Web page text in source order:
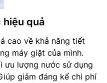
quả
cao về khả năng tiết
máy giặt của mình.
ưu lượng nước sử dụng
giảm đáng kể chi phí